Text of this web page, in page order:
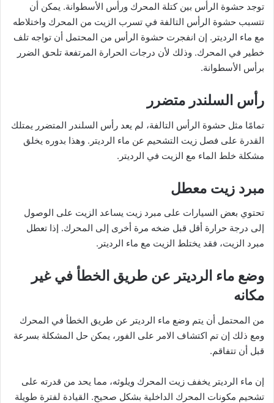
توجد حشوة الرأس بين كتلة المحرك ورأس الأسطوانة. يمكن أن
تتسبب حشوة الرأس التالفة في تسرب الزيت من المحرك واختلاطه
مع ماء الرديتر. إن انفجرت حشوة الرأس من المحتمل أن تواجه تلف
خطير في المحرك. وذلك لأن درجات الحرارة المرتفعة تلحق الضرر
برأس الأسطوانة.
رأس السلندر متضرر
تمامًا مثل حشوة الرأس التالفة، لم يعد رأس السلندر المتضرر يمتلك
القدرة على فصل زيت التشحيم عن ماء الرديتر. وهذا بدوره يخلق
مشكلة خلط الماء مع الزيت في الرديتر.
مبرد زيت معطل
تحتوي بعض السيارات على مبرد زيت يساعد الزيت على الوصول
إلى درجة حرارة أقل قبل ضخه مرة أخرى إلى المحرك. إذا تعطل
مبرد الزيت، فقد يختلط الزيت مع ماء الرديتر.
وضع ماء الرديتر عن طريق الخطأ في غير
مكانه
من المحتمل أن يتم وضع ماء الرديتر عن طريق الخطأ في المحرك
ومع ذلك إن تم اكتشاف الامر على الفور، يمكن حل المشكلة بسرعة
قبل أن تتفاقم.
إن ماء الرديتر يخفف زيت المحرك ويلوثه، مما يحد من قدرته على
تشحيم مكونات المحرك الداخلية بشكل صحيح. القيادة لفترة طويلة